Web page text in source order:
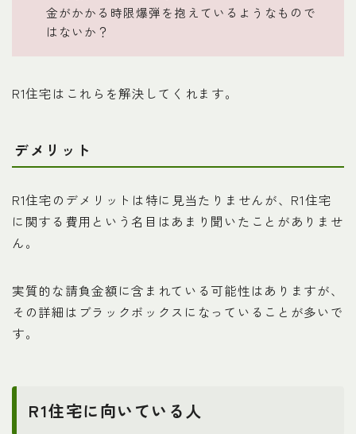
金がかかる時限爆弾を抱えているようなもので
はないか？
R1住宅はこれらを解決してくれます。
デメリット
R1住宅のデメリットは特に見当たりませんが、R1住宅
に関する費用という名目はあまり聞いたことがありませ
ん。
実質的な請負金額に含まれている可能性はありますが、
その詳細はブラックボックスになっていることが多いで
す。
R1住宅に向いている人